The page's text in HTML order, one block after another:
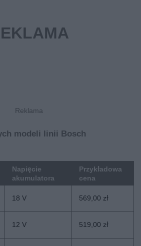
modeli linii Bosch
Napięcie
akumulatora
Przykładowa
cena
18 V 569,00 zł
12 V 519,00 zł